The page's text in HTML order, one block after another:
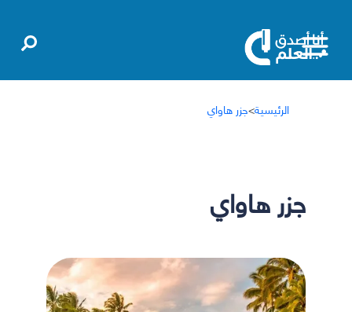
الرئيسية>جزر هاواي
جزر هاواي